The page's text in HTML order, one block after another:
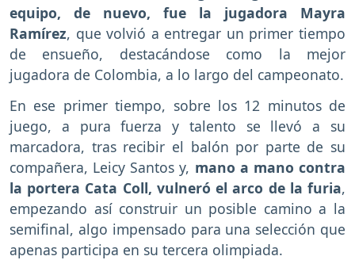
equipo, de nuevo, fue la jugadora Mayra
Ramírez, que volvió a entregar un primer tiempo
de ensueño, destacándose como la mejor
jugadora de Colombia, a lo largo del campeonato.
En ese primer tiempo, sobre los 12 minutos de
juego, a pura fuerza y talento se llevó a su
marcadora, tras recibir el balón por parte de su
compañera, Leicy Santos y, mano a mano contra
la portera Cata Coll, vulneró el arco de la furia,
empezando así construir un posible camino a la
semifinal, algo impensado para una selección que
apenas participa en su tercera olimpiada.